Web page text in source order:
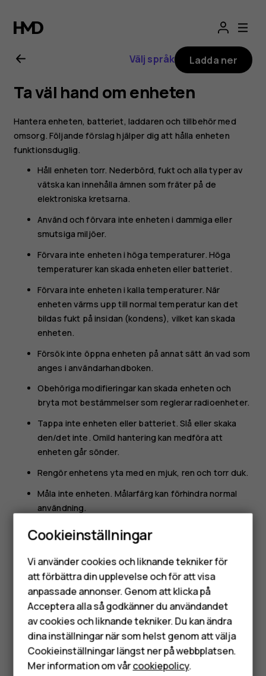
för
Nokia
G21
Smartphones
Mobiltelefoner
Tillbehör
HMD Terra M
Surfplattor
Välj språk Ladda ner
Ta väl hand om enheten
Hantera enheten, batteriet, laddaren och tillbehör med
omsorg. Följande förslag hjälper dig att hålla enheten
funktionsduglig.
Håll enheten torr. Nederbörd, fukt och alla typer av
vätska kan innehålla ämnen som fräter på de
elektroniska kretsarna.
Använd och förvara inte enheten i dammiga eller
smutsiga miljöer.
Förvara inte enheten i höga temperaturer. Höga
temperaturer kan skada enheten eller batteriet.
Förvara inte enheten i kalla temperaturer. När
enheten värms upp till normal temperatur kan det
bildas fukt på insidan (kondens), vilket kan skada
enheten.
Försök inte öppna enheten på annat sätt än vad som
anges i användarhandboken.
Obehöriga modifieringar kan skada enheten och
bryta mot bestämmelser som reglerar radioenheter.
Tappa inte enheten eller batteriet. Slå eller skaka
den/det inte. Omild hantering kan medföra att
enheten går sönder.
Rengör enhetens yta med en mjuk, ren och torr duk.
Måla inte enheten. Målarfärg kan förhindra normal
användning.
Håll enheten på avstånd från magneter och
magnetfält.
Skydda viktig information genom att förvara den på
minst två olika ställen, till exempel på enheten,
minneskortet eller datorn, eller anteckna den.
Enheten kan kännas varm när den används under lång tid i
sträck. I de flesta fall är detta normalt. Enheten kan
automatiskt fungera långsammare, tona ned displayen
under ett videosamtal, stänga appar, avbryta laddning
eller stängas av för att undvika överhettning. Ta enheten
Cookieinställningar
Vi använder cookies och liknande tekniker för
att förbättra din upplevelse och för att visa
anpassade annonser. Genom att klicka på
Acceptera alla så godkänner du användandet
av cookies och liknande tekniker. Du kan ändra
dina inställningar när som helst genom att välja
Cookieinställningar längst ner på webbplatsen.
Mer information om vårcookiepolicy.